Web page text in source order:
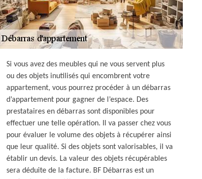
Si vous avez des meubles qui ne vous servent plus
ou des objets inutilisés qui encombrent votre
appartement, vous pourrez procéder à un débarras
d’appartement pour gagner de l’espace. Des
prestataires en débarras sont disponibles pour
effectuer une telle opération. Il va passer chez vous
pour évaluer le volume des objets à récupérer ainsi
que leur qualité. Si des objets sont valorisables, il va
établir un devis. La valeur des objets récupérables
sera déduite de la facture. BF Débarras est un